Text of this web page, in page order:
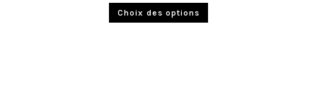
Choix des options